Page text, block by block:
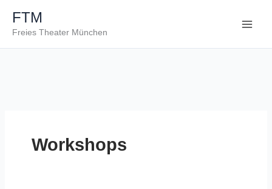
Inhalt
springen
FTM
Freies Theater München
Workshops